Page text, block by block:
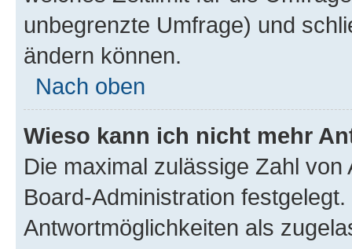
unbegrenzte Umfrage) und
ändern können.
Nach oben
Wieso kann ich nicht mehr
Die maximal zulässige Zahl
Board-Administration
Antwortmöglichkeiten als